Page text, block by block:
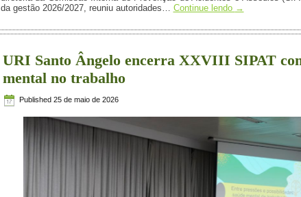
da gestão 2026/2027, reuniu autoridades… Continue lendo →
URI Santo Ângelo encerra XXVIII SIPAT
mental no trabalho
Published 25 de maio de 2026